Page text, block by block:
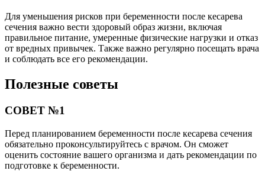
Для уменьшения рисков при беременности после кесарева
сечения важно вести здоровый образ жизни, включая
правильное питание, умеренные физические нагрузки и отказ
от вредных привычек. Также важно регулярно посещать врача
и соблюдать все его рекомендации.
Полезные советы
СОВЕТ №1
Перед планированием беременности после кесарева сечения
обязательно проконсультируйтесь с врачом. Он сможет
оценить состояние вашего организма и дать рекомендации по
подготовке к беременности.